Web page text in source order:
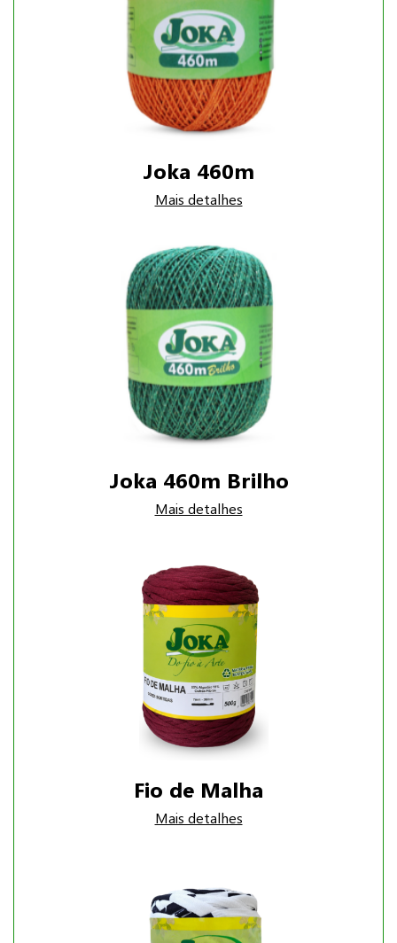
Joka 460m
Mais detalhes
Joka 460m Brilho
Mais detalhes
Fio de Malha
Mais detalhes